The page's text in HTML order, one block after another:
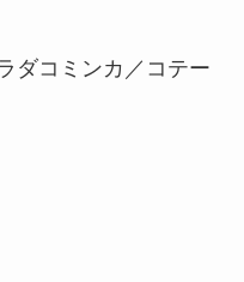
ダコミンカ／コテー